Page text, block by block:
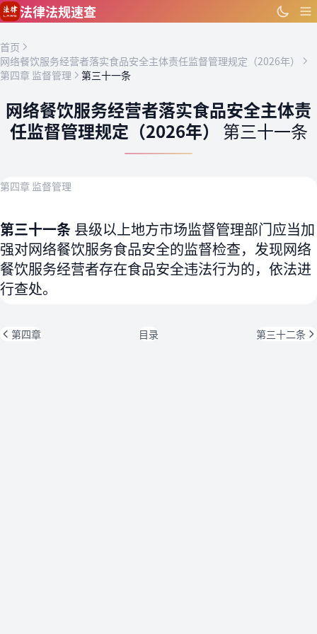
跳到主要内容
法律法规速查
首页
网络餐饮服务经营者落实食品安全主体责任监督管理规定（2026年）
第四章 监督管理
第三十一条
网络餐饮服务经营者落实食品安全主体责
任监督管理规定（2026年） 第三十一条
第四章 监督管理
第三十一条 县级以上地方市场监督管理部门应当加
强对网络餐饮服务食品安全的监督检查，发现网络
餐饮服务经营者存在食品安全违法行为的，依法进
行查处。
第四章 目录 第三十二条